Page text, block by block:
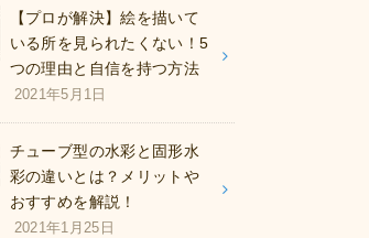
【プロが解決】絵を描いて
いる所を見られたくない！5
つの理由と自信を持つ方法
2021年5月1日
チューブ型の水彩と固形水
彩の違いとは？メリットや
おすすめを解説！
2021年1月25日